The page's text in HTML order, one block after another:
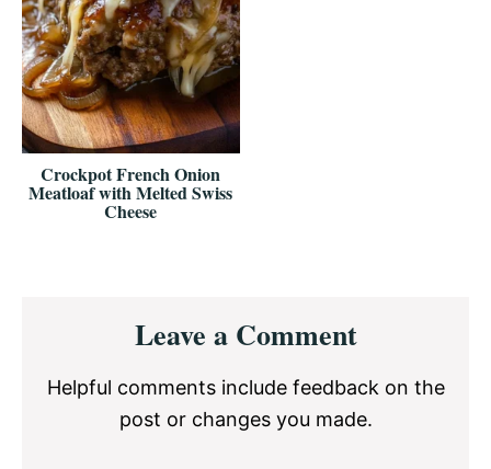
Crockpot French Onion
Meatloaf with Melted Swiss
Cheese
InteractionsLeave a Comment
Helpful comments include feedback on the
post or changes you made.